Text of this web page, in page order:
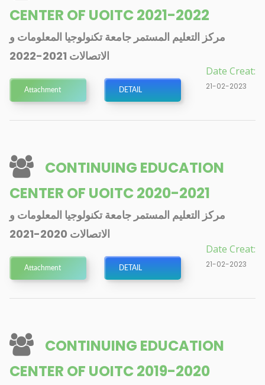
CENTER OF UOITC 2021-2022
مركز التعليم المستمر جامعة تكنولوجيا المعلومات و
الاتصالات 2021-2022
Date Creat:
21-02-2023
Attachment DETAIL
CONTINUING EDUCATION
CENTER OF UOITC 2020-2021
مركز التعليم المستمر جامعة تكنولوجيا المعلومات و
الاتصالات 2020-2021
Date Creat:
21-02-2023
Attachment DETAIL
CONTINUING EDUCATION
CENTER OF UOITC 2019-2020